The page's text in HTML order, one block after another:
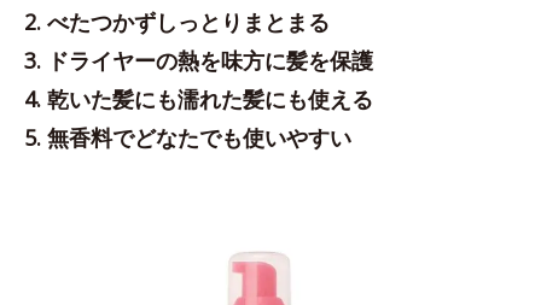
2. べたつかずしっとりまとまる
3. ドライヤーの熱を味方に髪を保護
4. 乾いた髪にも濡れた髪にも使える
5. 無香料でどなたでも使いやすい